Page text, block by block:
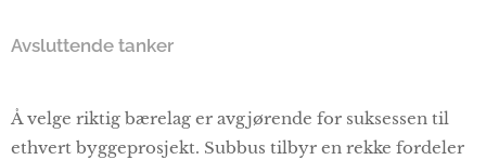
Avsluttende tanker
Å velge riktig bærelag er avgjørende for suksessen til
ethvert byggeprosjekt. Subbus tilbyr en rekke fordeler